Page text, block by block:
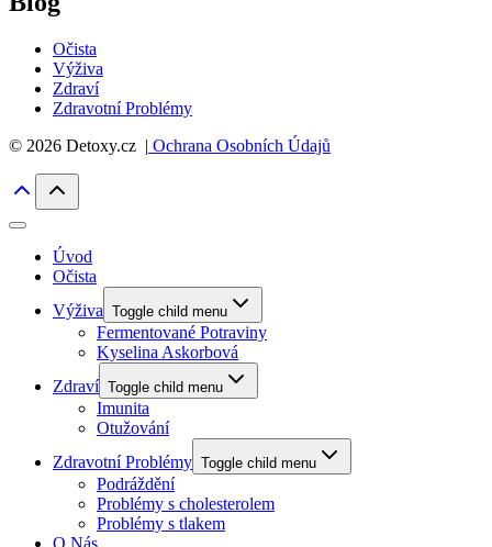
Očista
Výživa
Zdraví
Zdravotní Problémy
© 2026 Detoxy.cz | Ochrana Osobních Údajů
Úvod
Očista
Výživa Toggle child menu
Fermentované Potraviny
Kyselina Askorbová
Zdraví Toggle child menu
Imunita
Otužování
Zdravotní Problémy Toggle child menu
Podráždění
Problémy s cholesterolem
Problémy s tlakem